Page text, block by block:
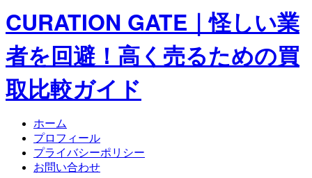
CURATION GATE｜怪しい業
者を回避！高く売るための買
取比較ガイド
ホーム
プロフィール
プライバシーポリシー
お問い合わせ